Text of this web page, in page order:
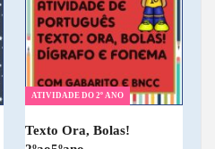
ATIVIDADE DO 2º ANO
Texto Ora, Bolas!